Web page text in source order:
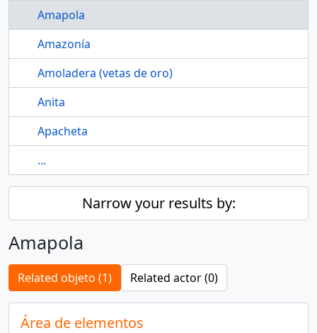
Amapola
Amazonía
Amoladera (vetas de oro)
Anita
Apacheta
...
Narrow your results by:
Amapola
Related objeto (1) Related actor (0)
Área de elementos